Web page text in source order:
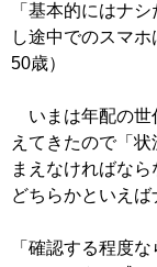
「基本的にはナ
し途中でのスマ
50歳）
いまは年配の世
えてきたので「
まえなければな
どちらかといえば
「確認する程度